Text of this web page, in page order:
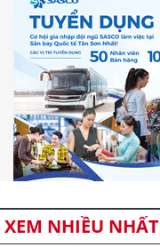
XEM NHIỀU NHẤT